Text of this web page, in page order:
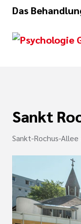
Das
Sankt
Sankt-Rochus-